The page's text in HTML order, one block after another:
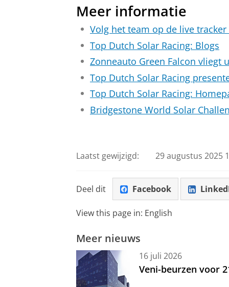
Laatste loodjes
De voorbereidingen gingen niet
vertraging op en de
ná de challenge. Dat
team wist steeds creatieve
kon gaan. Alle inspanningen
over de Australische wegen
achtergrond.
dynamic scrutineering op het
ronde waarin de coureur
de auto, zoals een achtje
hotlap bepaalt de startpositie
de 100 km/u. Hoeveel precies,
kijkt namelijk graag mee.
begint de uitdaging echt: een
Meer informatie
Volg het team op de live tracker
Top Dutch Solar Racing: Blogs
Zonneauto Green Falcon vliegt
Top Dutch Solar Racing
Top Dutch Solar Racing:
Bridgestone World Solar
Laatst gewijzigd: 29 augustus 2025
Deel dit Facebook
View this page in: English
Meer nieuws
16 juli 2026
Veni-beurzen voor